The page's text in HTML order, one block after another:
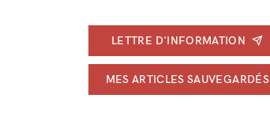
LETTRE D'INFORMATION
MES ARTICLES SAUVEGARDÉS